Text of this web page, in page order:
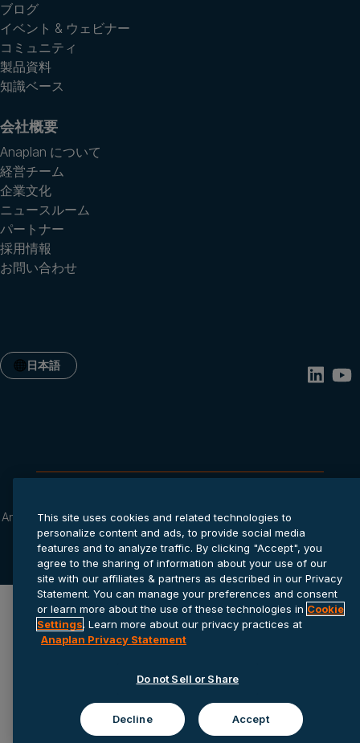
ブログ
イベント & ウェビナー
コミュニティ
製品資料
知識ベース
会社概要
Anaplan について
経営チーム
企業文化
ニュースルーム
パートナー
採用情報
お問い合わせ
日本語
© 2026 Anaplan, Inc. All rights reserved.
Anaplanプライバシー ステートメ
ント
Cookie
settings
サービス利用規
This site uses cookies and related technologies to
personalize content and ads, to provide social media
features and to analyze traffic. By clicking "Accept", you
agree to the sharing of information about your use of our
site with our affiliates & partners as described in our Privacy
Statement. You can manage your preferences and consent
or learn more about the use of these technologies in Cookie
Settings. Learn more about our privacy practices at
Anaplan Privacy Statement
Do not Sell or Share
Decline Accept